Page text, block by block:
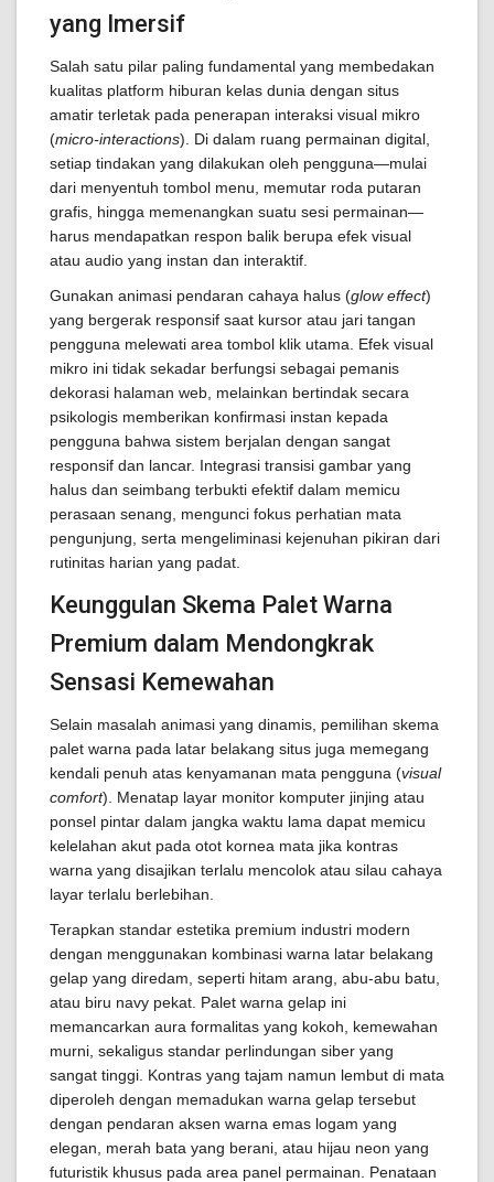
yang Imersif
Salah satu pilar paling fundamental yang membedakan
kualitas platform hiburan kelas dunia dengan situs
amatir terletak pada penerapan interaksi visual mikro
(micro-interactions). Di dalam ruang permainan digital,
setiap tindakan yang dilakukan oleh pengguna—mulai
dari menyentuh tombol menu, memutar roda putaran
grafis, hingga memenangkan suatu sesi permainan—
harus mendapatkan respon balik berupa efek visual
atau audio yang instan dan interaktif.
Gunakan animasi pendaran cahaya halus (glow effect)
yang bergerak responsif saat kursor atau jari tangan
pengguna melewati area tombol klik utama. Efek visual
mikro ini tidak sekadar berfungsi sebagai pemanis
dekorasi halaman web, melainkan bertindak secara
psikologis memberikan konfirmasi instan kepada
pengguna bahwa sistem berjalan dengan sangat
responsif dan lancar. Integrasi transisi gambar yang
halus dan seimbang terbukti efektif dalam memicu
perasaan senang, mengunci fokus perhatian mata
pengunjung, serta mengeliminasi kejenuhan pikiran dari
rutinitas harian yang padat.
Keunggulan Skema Palet Warna
Premium dalam Mendongkrak
Sensasi Kemewahan
Selain masalah animasi yang dinamis, pemilihan skema
palet warna pada latar belakang situs juga memegang
kendali penuh atas kenyamanan mata pengguna (visual
comfort). Menatap layar monitor komputer jinjing atau
ponsel pintar dalam jangka waktu lama dapat memicu
kelelahan akut pada otot kornea mata jika kontras
warna yang disajikan terlalu mencolok atau silau cahaya
layar terlalu berlebihan.
Terapkan standar estetika premium industri modern
dengan menggunakan kombinasi warna latar belakang
gelap yang diredam, seperti hitam arang, abu-abu batu,
atau biru navy pekat. Palet warna gelap ini
memancarkan aura formalitas yang kokoh, kemewahan
murni, sekaligus standar perlindungan siber yang
sangat tinggi. Kontras yang tajam namun lembut di mata
diperoleh dengan memadukan warna gelap tersebut
dengan pendaran aksen warna emas logam yang
elegan, merah bata yang berani, atau hijau neon yang
futuristik khusus pada area panel permainan. Penataan